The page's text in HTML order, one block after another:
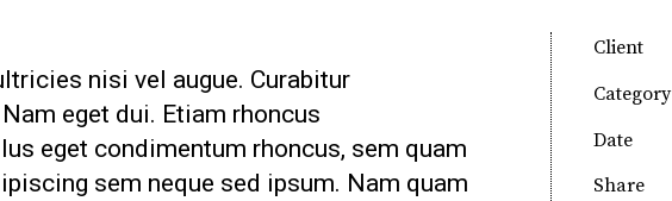
nisi vel augue. Curabitur
eget dui. Etiam rhoncus
eget condimentum rhoncus, sem quam
sem neque sed ipsum. Nam quam
Client
Category
Date
Share